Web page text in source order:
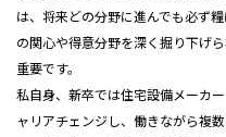
は、将来どの分野に進んでも必ず
の関心や得意分野を深く掘り下げ
重要です。
私自身、新卒では住宅設備メーカー
ャリアチェンジし、働きながら複